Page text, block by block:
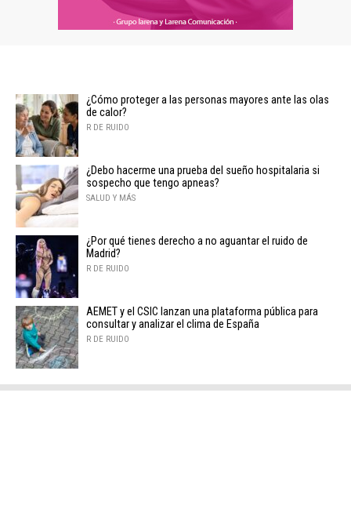
¿Cómo proteger a las personas mayores ante las olas
de calor?
R DE RUIDO
¿Debo hacerme una prueba del sueño hospitalaria si
sospecho que tengo apneas?
SALUD Y MÁS
¿Por qué tienes derecho a no aguantar el ruido de
Madrid?
R DE RUIDO
AEMET y el CSIC lanzan una plataforma pública para
consultar y analizar el clima de España
R DE RUIDO